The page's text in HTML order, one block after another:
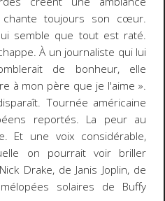
toujours son cœur.
semble que tout est raté.
À un journaliste qui lui
de bonheur, elle
à mon père que je l'aime ».
Tournée américaine
reportés. La peur au
Et une voix considérable,
on pourrait voir briller
Drake, de Janis Joplin, de
solaires de Buffy